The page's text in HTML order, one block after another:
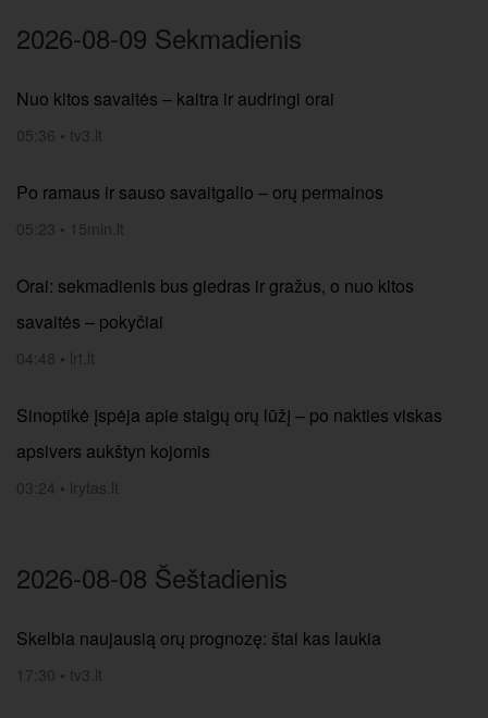
2026-08-09 Sekmadienis
Nuo kitos savaitės – kaitra ir audringi orai
05:36 • tv3.lt
Po ramaus ir sauso savaitgalio – orų permainos
05:23 • 15min.lt
Orai: sekmadienis bus giedras ir gražus, o nuo kitos
savaitės – pokyčiai
04:48 • lrt.lt
Sinoptikė įspėja apie staigų orų lūžį – po nakties viskas
apsivers aukštyn kojomis
03:24 • lrytas.lt
2026-08-08 Šeštadienis
Skelbia naujausią orų prognozę: štai kas laukia
17:30 • tv3.lt